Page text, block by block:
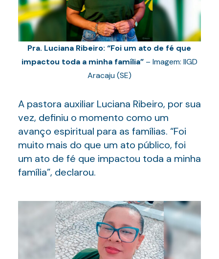
Pra. Luciana Ribeiro: “Foi um ato de fé que
impactou toda a minha família”– Imagem: IIGD
Aracaju (SE)
A pastora auxiliar Luciana Ribeiro, por sua
vez, definiu o momento como um
avanço espiritual para as famílias. “Foi
muito mais do que um ato público, foi
um ato de fé que impactou toda a minha
família”, declarou.